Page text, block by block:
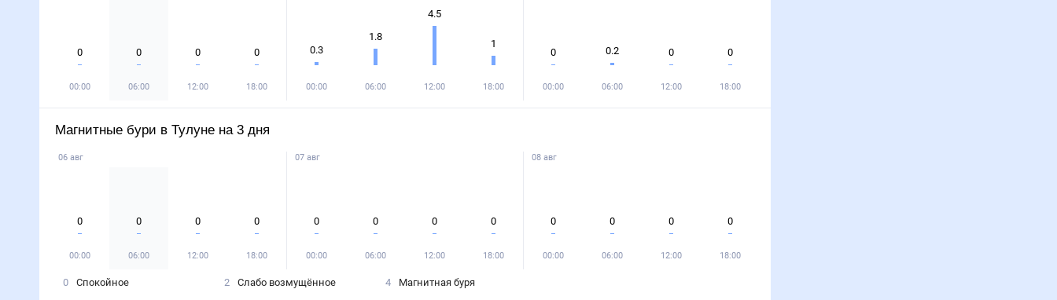
0
00:00
0
06:00
0
12:00
0
18:00
0.3
00:00
1.8
06:00
4.5
12:00
1
18:00
0
00:00
0.2
06:00
0
12:00
0
18:00
Магнитные бури в Тулуне на 3 дня
06 авг
0
00:00
0
06:00
0
12:00
0
18:00
07 авг
0
00:00
0
06:00
0
12:00
0
18:00
08 авг
0
00:00
0
06:00
0
12:00
0
18:00
0
Спокойное
2
Слабо возмущённое
4
Магнитная буря